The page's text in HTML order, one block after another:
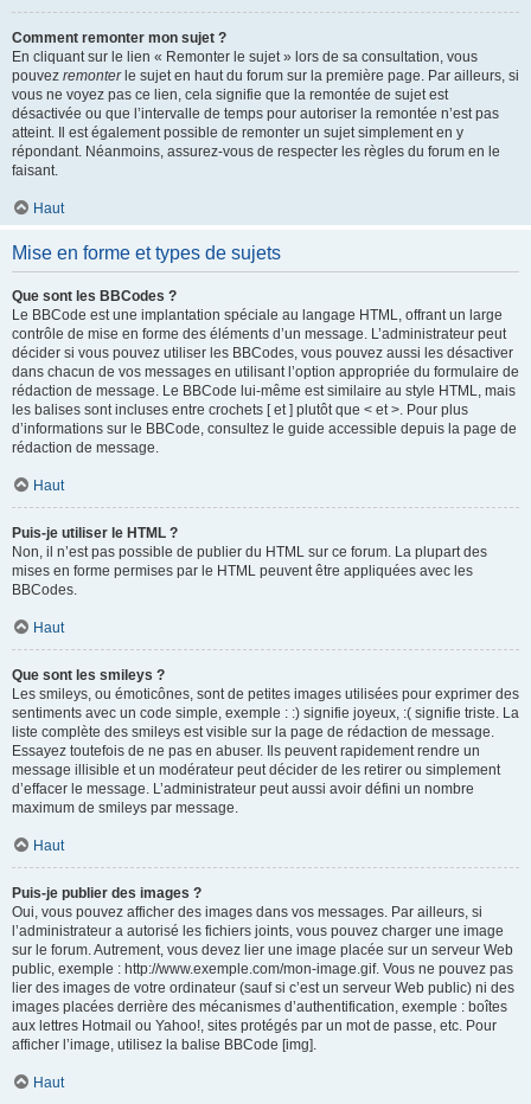
Comment remonter mon sujet ?
En cliquant sur le lien « Remonter le sujet » lors de sa consultation, vous
pouvez remonterle sujet en haut du forum sur la première page. Par ailleurs, si
vous ne voyez pas ce lien, cela signifie que la remontée de sujet est
désactivée ou que l’intervalle de temps pour autoriser la remontée n’est pas
atteint. Il est également possible de remonter un sujet simplement en y
répondant. Néanmoins, assurez-vous de respecter les règles du forum en le
faisant.
Haut
Mise en forme et types de sujets
Que sont les BBCodes ?
Le BBCode est une implantation spéciale au langage HTML, offrant un large
contrôle de mise en forme des éléments d’un message. L’administrateur peut
décider si vous pouvez utiliser les BBCodes, vous pouvez aussi les désactiver
dans chacun de vos messages en utilisant l’option appropriée du formulaire de
rédaction de message. Le BBCode lui-même est similaire au style HTML, mais
les balises sont incluses entre crochets [ et ] plutôt que < et >. Pour plus
d’informations sur le BBCode, consultez le guide accessible depuis la page de
rédaction de message.
Haut
Puis-je utiliser le HTML ?
Non, il n’est pas possible de publier du HTML sur ce forum. La plupart des
mises en forme permises par le HTML peuvent être appliquées avec les
BBCodes.
Haut
Que sont les smileys ?
Les smileys, ou émoticônes, sont de petites images utilisées pour exprimer des
sentiments avec un code simple, exemple : :) signifie joyeux, :( signifie triste. La
liste complète des smileys est visible sur la page de rédaction de message.
Essayez toutefois de ne pas en abuser. Ils peuvent rapidement rendre un
message illisible et un modérateur peut décider de les retirer ou simplement
d’effacer le message. L’administrateur peut aussi avoir défini un nombre
maximum de smileys par message.
Haut
Puis-je publier des images ?
Oui, vous pouvez afficher des images dans vos messages. Par ailleurs, si
l’administrateur a autorisé les fichiers joints, vous pouvez charger une image
sur le forum. Autrement, vous devez lier une image placée sur un serveur Web
public, exemple : http://www.exemple.com/mon-image.gif. Vous ne pouvez pas
lier des images de votre ordinateur (sauf si c’est un serveur Web public) ni des
images placées derrière des mécanismes d’authentification, exemple : boîtes
aux lettres Hotmail ou Yahoo!, sites protégés par un mot de passe, etc. Pour
afficher l’image, utilisez la balise BBCode [img].
Haut